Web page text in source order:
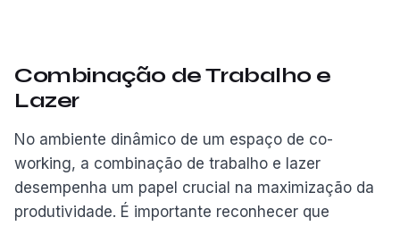
Combinação de Trabalho e
Lazer
No ambiente dinâmico de um espaço de co-
working, a combinação de trabalho e lazer
desempenha um papel crucial na maximização da
produtividade. É importante reconhecer que